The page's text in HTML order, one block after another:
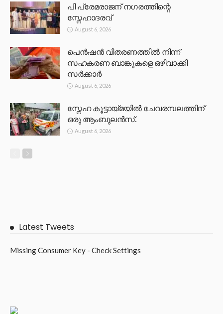
പി പ്രേമരാജന് നഗരത്തിന്റെ
സ്നേഹാദരവ്
August 6, 2026
പെൻഷൻ വിതരണത്തിൽ നിന്ന്
സഹകരണ ബാങ്കുകളെ ഒഴിവാക്കി
സർക്കാർ
August 6, 2026
സ്നേഹ കൂട്ടായ്മയിൽ ചേവരമ്പലത്തിന്
ഒരു ആംബുലൻസ്.
August 6, 2026
Latest Tweets
Missing Consumer Key - Check Settings